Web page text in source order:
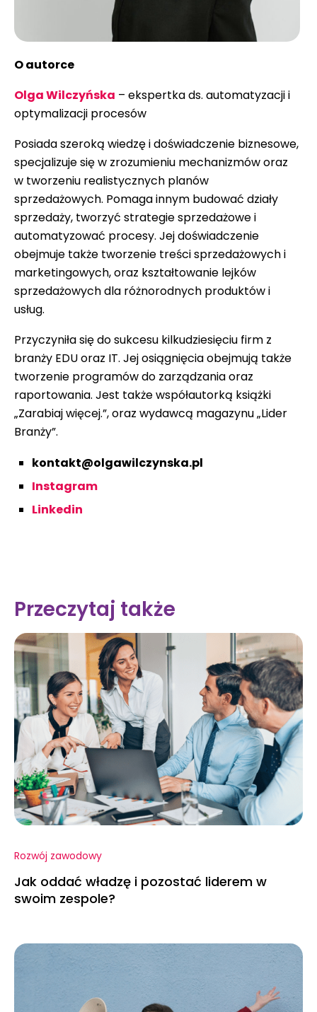
O autorce
Olga Wilczyńska – ekspertka ds. automatyzacji i
optymalizacji procesów
Posiada szeroką wiedzę i doświadczenie biznesowe,
specjalizuje się w zrozumieniu mechanizmów oraz
w tworzeniu realistycznych planów
sprzedażowych. Pomaga innym budować działy
sprzedaży, tworzyć strategie sprzedażowe i
automatyzować procesy. Jej doświadczenie
obejmuje także tworzenie treści sprzedażowych i
marketingowych, oraz kształtowanie lejków
sprzedażowych dla różnorodnych produktów i
usług.
Przyczyniła się do sukcesu kilkudziesięciu firm z
branży EDU oraz IT. Jej osiągnięcia obejmują także
tworzenie programów do zarządzania oraz
raportowania. Jest także współautorką książki
„Zarabiaj więcej.”, oraz wydawcą magazynu „Lider
Branży”.
kontakt@olgawilczynska.pl
Instagram
Linkedin
Przeczytaj także
Rozwój zawodowy
Jak oddać władzę i pozostać liderem w
swoim zespole?